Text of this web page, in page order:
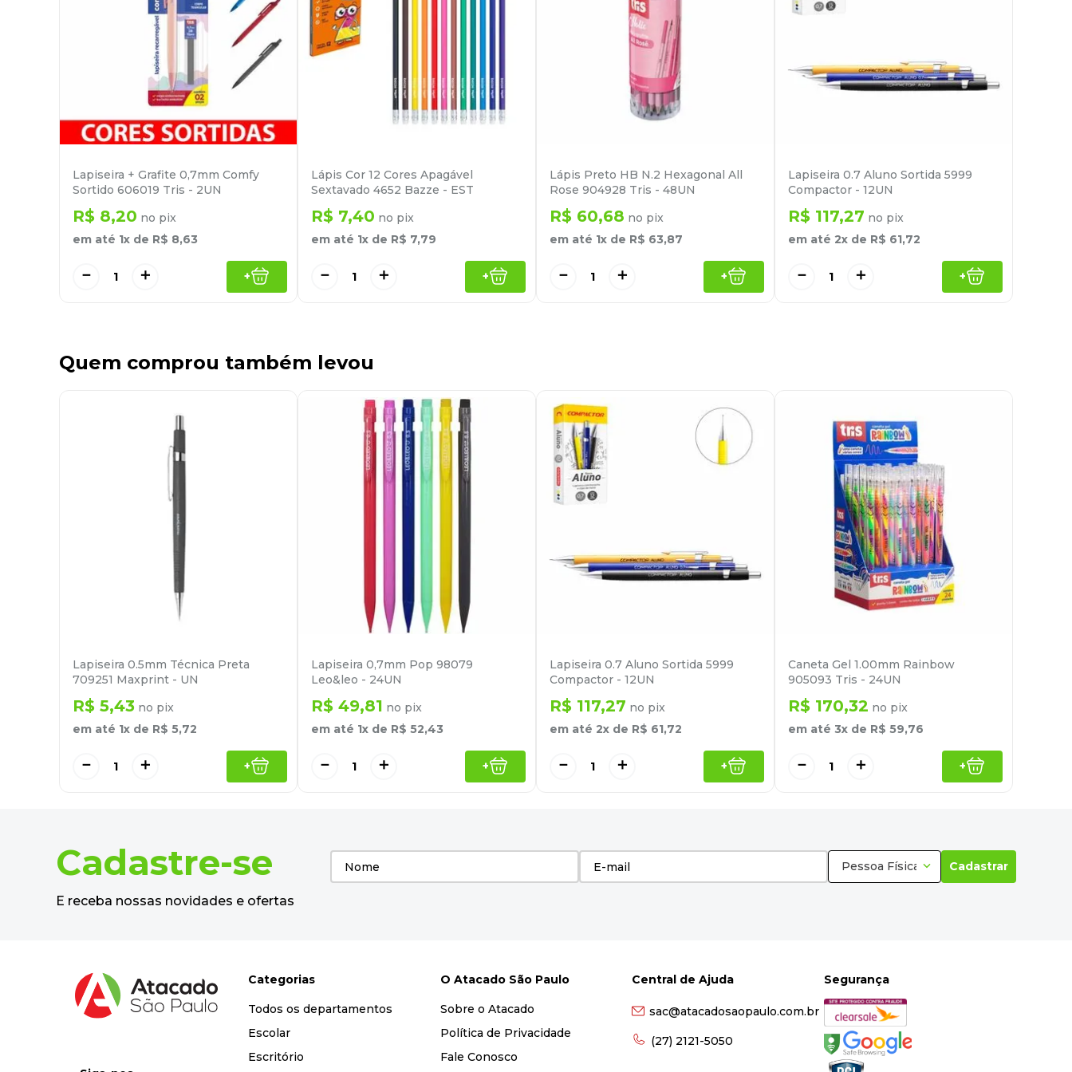
Lapiseira + Grafite 0,7mm Comfy
Sortido 606019 Tris - 2UN
R$ 8,20 no pix
em até 1x de R$ 8,63
＋
－ +
Lápis Cor 12 Cores Apagável
Sextavado 4652 Bazze - EST
R$ 7,40 no pix
em até 1x de R$ 7,79
＋
－ +
Lápis Preto HB N.2 Hexagonal All
Rose 904928 Tris - 48UN
R$ 60,68 no pix
em até 1x de R$ 63,87
＋
－ +
Lapiseira 0.7 Aluno Sortida 5999
Compactor - 12UN
R$ 117,27 no pix
em até 2x de R$ 61,72
＋
－ +
Quem comprou também levou
Lapiseira 0.5mm Técnica Preta
709251 Maxprint - UN
R$ 5,43 no pix
em até 1x de R$ 5,72
＋
－ +
Lapiseira 0,7mm Pop 98079
Leo&leo - 24UN
R$ 49,81 no pix
em até 1x de R$ 52,43
＋
－ +
Lapiseira 0.7 Aluno Sortida 5999
Compactor - 12UN
R$ 117,27 no pix
em até 2x de R$ 61,72
＋
－ +
Caneta Gel 1.00mm Rainbow
905093 Tris - 24UN
R$ 170,32 no pix
em até 3x de R$ 59,76
＋
－ +
Cadastre-se
E receba nossas novidades e ofertas
Pessoa Física Cadastrar
Categorias
Todos os departamentos
Escolar
Escritório
O Atacado São Paulo
Sobre o Atacado
Política de Privacidade
Fale Conosco
Central de Ajuda
sac@atacadosaopaulo.com.br
(27) 2121-5050
Segurança